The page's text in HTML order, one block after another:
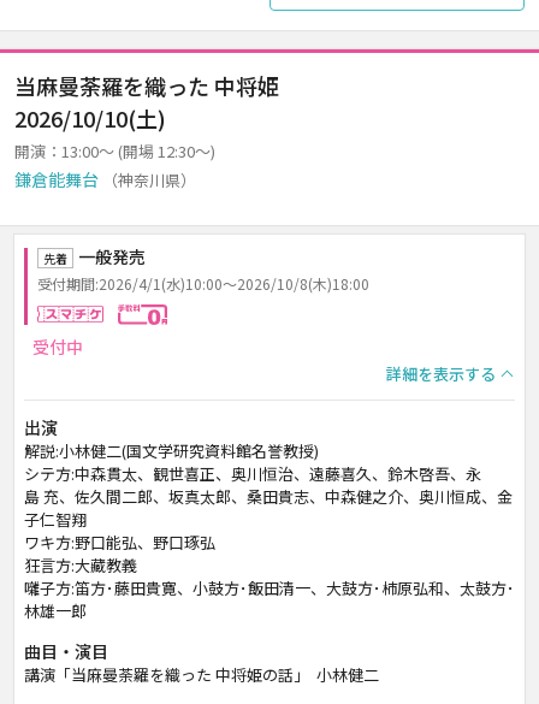
当麻曼荼羅を織った 中将姫
2026/10/10(土)
開演：13:00～ (開場 12:30～)
鎌倉能舞台 （神奈川県）
先着 一般発売
受付期間:2026/4/1(水)10:00～2026/10/8(木)18:00
スマチケ
受付中
詳細を表示する
出演
解説:小林健二(国文学研究資料館名誉教授)
シテ方:中森貫太、観世喜正、奥川恒治、遠藤喜久、鈴木啓吾、永
島 充、佐久間二郎、坂真太郎、桑田貴志、中森健之介、奥川恒成、金
子仁智翔
ワキ方:野口能弘、野口琢弘
狂言方:大藏教義
囃子方:笛方･藤田貴寛、小鼓方･飯田清一、大鼓方･柿原弘和、太鼓方･
林雄一郎
曲目・演目
講演「当麻曼荼羅を織った 中将姫の話」 小林健二